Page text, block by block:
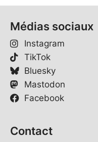
Médias sociaux
Instagram
TikTok
Bluesky
Mastodon
Facebook
Contact